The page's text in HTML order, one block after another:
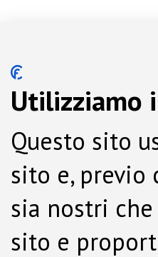
Utilizziamo
Questo sito
sito e, previo
sia nostri
sito e